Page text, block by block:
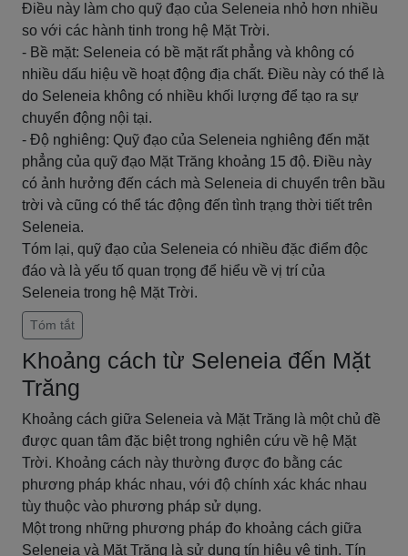
Điều này làm cho quỹ đạo của Seleneia nhỏ hơn nhiều
so với các hành tinh trong hệ Mặt Trời.
- Bề mặt: Seleneia có bề mặt rất phẳng và không có
nhiều dấu hiệu về hoạt động địa chất. Điều này có thể là
do Seleneia không có nhiều khối lượng để tạo ra sự
chuyển động nội tại.
- Độ nghiêng: Quỹ đạo của Seleneia nghiêng đến mặt
phẳng của quỹ đạo Mặt Trăng khoảng 15 độ. Điều này
có ảnh hưởng đến cách mà Seleneia di chuyển trên bầu
trời và cũng có thể tác động đến tình trạng thời tiết trên
Seleneia.
Tóm lại, quỹ đạo của Seleneia có nhiều đặc điểm độc
đáo và là yếu tố quan trọng để hiểu về vị trí của
Seleneia trong hệ Mặt Trời.
Tóm tắt
Khoảng cách từ Seleneia đến Mặt
Trăng
Khoảng cách giữa Seleneia và Mặt Trăng là một chủ đề
được quan tâm đặc biệt trong nghiên cứu về hệ Mặt
Trời. Khoảng cách này thường được đo bằng các
phương pháp khác nhau, với độ chính xác khác nhau
tùy thuộc vào phương pháp sử dụng.
Một trong những phương pháp đo khoảng cách giữa
Seleneia và Mặt Trăng là sử dụng tín hiệu vệ tinh. Tín